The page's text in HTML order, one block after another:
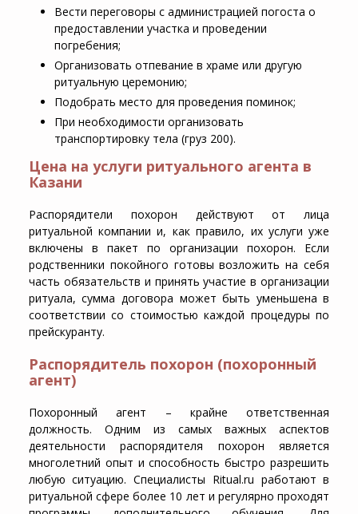
Вести переговоры с администрацией погоста о
предоставлении участка и проведении
погребения;
Организовать отпевание в храме или другую
ритуальную церемонию;
Подобрать место для проведения поминок;
При необходимости организовать
транспортировку тела (груз 200).
Цена на услуги ритуального агента в
Казани
Распорядители похорон действуют от лица
ритуальной компании и, как правило, их услуги уже
включены в пакет по организации похорон. Если
родственники покойного готовы возложить на себя
часть обязательств и принять участие в организации
ритуала, сумма договора может быть уменьшена в
соответствии со стоимостью каждой процедуры по
прейскуранту.
Распорядитель похорон (похоронный
агент)
Похоронный агент – крайне ответственная
должность. Одним из самых важных аспектов
деятельности распорядителя похорон является
многолетний опыт и способность быстро разрешить
любую ситуацию. Специалисты Ritual.ru работают в
ритуальной сфере более 10 лет и регулярно проходят